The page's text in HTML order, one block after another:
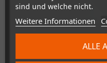
sind und welche nicht.
Weitere Informationen
ALLE